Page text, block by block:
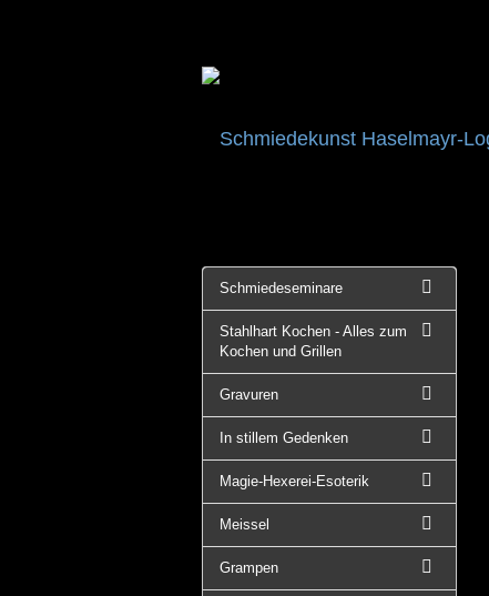
Schmiedeseminare
Stahlhart Kochen - Alles zum
Kochen und Grillen
Gravuren
In stillem Gedenken
Magie-Hexerei-Esoterik
Meissel
Grampen